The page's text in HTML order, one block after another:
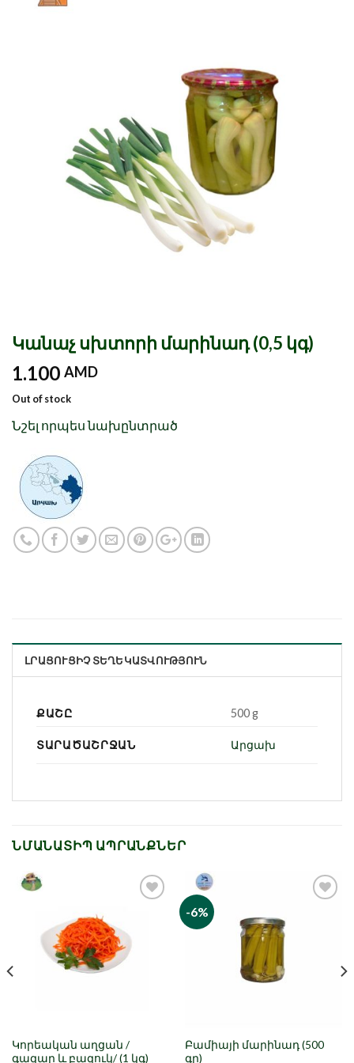
Կանաչ սխտորի մարինադ (0,5 կգ)
1.100 AMD
Out of stock
Նշել որպես նախընտրած
ԼՐԱՑՈՒՑԻՉ ՏԵՂԵԿԱՏՎՈՒԹՅՈՒՆ
ՔԱՇԸ 500 g
ՏԱՐԱԾԱՇՐՋԱՆ Արցախ
ՆՄԱՆԱՏԻՊ ԱՊՐԱՆՔՆԵՐ
նախընտրած
Կորեական աղցան /
գազար և բազուկ/ (1 կգ)
-6%
նախընտրած
Բամիայի մարինադ (500
գր)